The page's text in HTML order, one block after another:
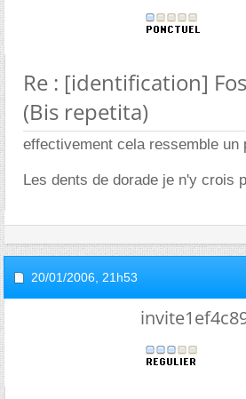
Re : [identification]
(Bis repetita)
effectivement cela ressemble un
Les dents de dorade je n'y crois
20/01/2006, 21h53